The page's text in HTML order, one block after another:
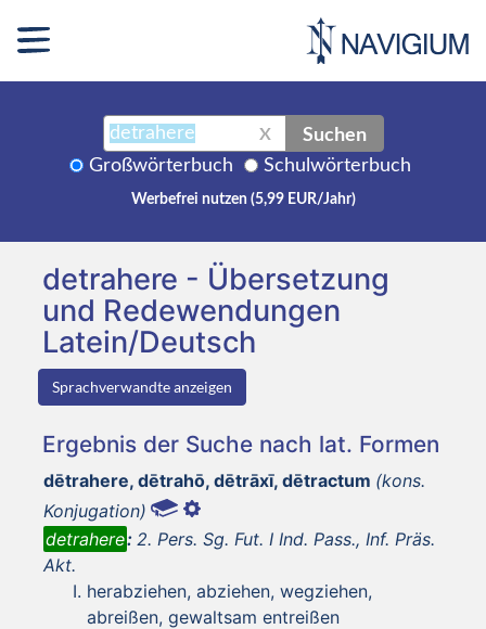
X Suchen
Großwörterbuch Schulwörterbuch
Werbefrei nutzen (5,99 EUR/Jahr)
detrahere - Übersetzung
und Redewendungen
Latein/Deutsch
Sprachverwandte anzeigen
Ergebnis der Suche nach lat. Formen
dētrahere, dētrahō, dētrāxī, dētractum (kons.
Konjugation)
detrahere: 2. Pers. Sg. Fut. I Ind. Pass., Inf. Präs.
Akt.
herabziehen, abziehen, wegziehen,
abreißen, gewaltsam entreißen